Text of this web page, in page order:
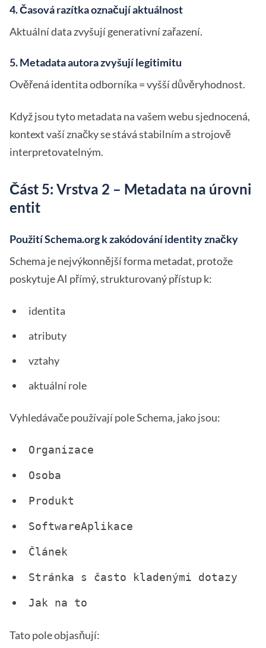
4. Časová razítka označují aktuálnost
Aktuální data zvyšují generativní zařazení.
5. Metadata autora zvyšují legitimitu
Ověřená identita odborníka = vyšší důvěryhodnost.
Když jsou tyto metadata na vašem webu sjednocená,
kontext vaší značky se stává stabilním a strojově
interpretovatelným.
Část 5: Vrstva 2 – Metadata na úrovni
entit
Použití Schema.org k zakódování identity značky
Schema je nejvýkonnější forma metadat, protože
poskytuje AI přímý, strukturovaný přístup k:
identita
atributy
vztahy
aktuální role
Vyhledávače používají pole Schema, jako jsou:
Organizace
Osoba
Produkt
SoftwareAplikace
Článek
Stránka s často kladenými dotazy
Jak na to
Tato pole objasňují: